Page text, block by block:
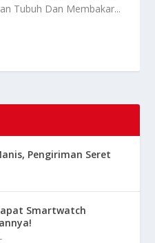
Tubuh Dan Membakar...
Pengiriman Seret
Smartwatch